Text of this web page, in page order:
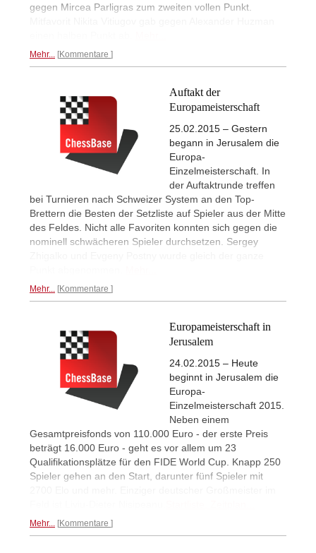
gegen Mircea Parligras zum zweiten vollen Punkt.
Mehr... Kommentare
Auftakt der
Europameisterschaft
25.02.2015 – Gestern
begann in Jerusalem die
Europa-
Einzelmeisterschaft. In
der Auftaktrunde treffen
bei Turnieren nach Schweizer System an den Top-
Brettern die Besten der Setzliste auf Spieler aus der Mitte
des Feldes. Nicht alle Favoriten konnten sich gegen die
nominell schwächeren Spieler durchsetzen. Sergey
Mehr... Kommentare
Europameisterschaft in
Jerusalem
24.02.2015 – Heute
beginnt in Jerusalem die
Europa-
Einzelmeisterschaft 2015.
Neben einem
Gesamtpreisfonds von 110.000 Euro - der erste Preis
beträgt 16.000 Euro - geht es vor allem um 23
Qualifikationsplätze für den FIDE World Cup. Knapp 250
Spieler gehen an den Start, darunter fünf Spieler mit
Mehr... Kommentare